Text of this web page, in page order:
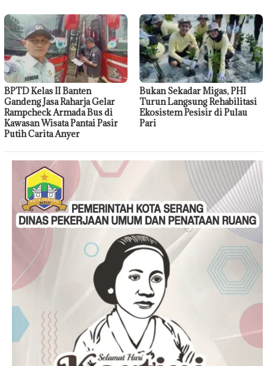
BPTD Kelas II Banten
Gandeng Jasa Raharja Gelar
Rampcheck Armada Bus di
Kawasan Wisata Pantai Pasir
Putih Carita Anyer
Bukan Sekadar Migas, PHI
Turun Langsung Rehabilitasi
Ekosistem Pesisir di Pulau
Pari